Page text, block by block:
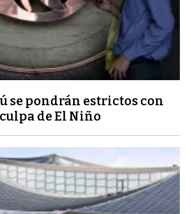
se pondrán estrictos con
de El Niño